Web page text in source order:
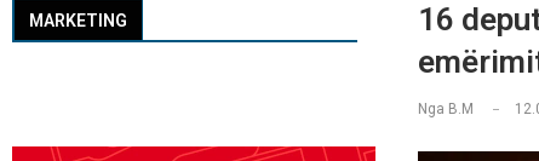
16
Nga B.M
MARKETING